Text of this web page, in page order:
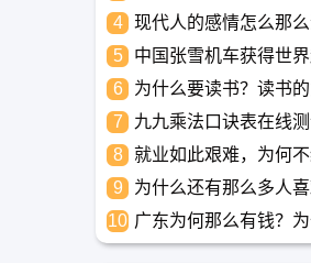
惠?
4
现代人的感情怎么那
未来又应该如何面对
淡如水的局面呢
5
中国张雪机车获得世
摩托车锦标赛冠军
6
为什么要读书？读书
义？怎么教育孩子读
7
九九乘法口诀表在线测
高清完整版下载_小学
口算练习
8
就业如此艰难，为何
己学习考试充电，学
长，胜过万贯家财
9
为什么还有那么多人
小说？小说到底有什
长盛不衰？
10 广东为何那么有钱？
工都到广东去，广东